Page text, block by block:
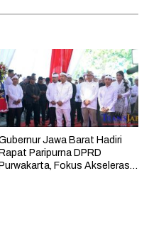
Jawa Barat Hadiri
Rapat Paripurna DPRD
Purwakarta, Fokus Akselerasi